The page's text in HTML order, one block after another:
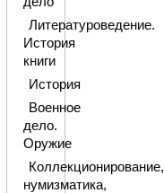
Литературоведение.
История
книги
История
Военное
дело.
Оружие
Коллекционирование,
нумизматика,